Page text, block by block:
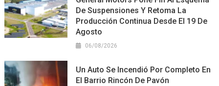
De Suspensiones Y Retoma La
Producción Continua Desde El 19 De
Agosto
06/08/2026
Un Auto Se Incendió Por Completo En
El Barrio Rincón De Pavón